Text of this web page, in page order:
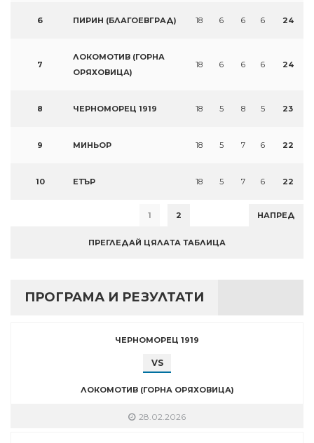
6 ПИРИН (БЛАГОЕВГРАД) 18 6 6 6 24
7
ЛОКОМОТИВ (ГОРНА
ОРЯХОВИЦА)
18 6 6 6 24
8 ЧЕРНОМОРЕЦ 1919 18 5 8 5 23
9 МИНЬОР 18 5 7 6 22
10 ЕТЪР 18 5 7 6 22
1 2 НАПРЕД
ПРЕГЛЕДАЙ ЦЯЛАТА ТАБЛИЦА
ПРОГРАМА И РЕЗУЛТАТИ
ЧЕРНОМОРЕЦ 1919
VS
ЛОКОМОТИВ (ГОРНА ОРЯХОВИЦА)
28.02.2026